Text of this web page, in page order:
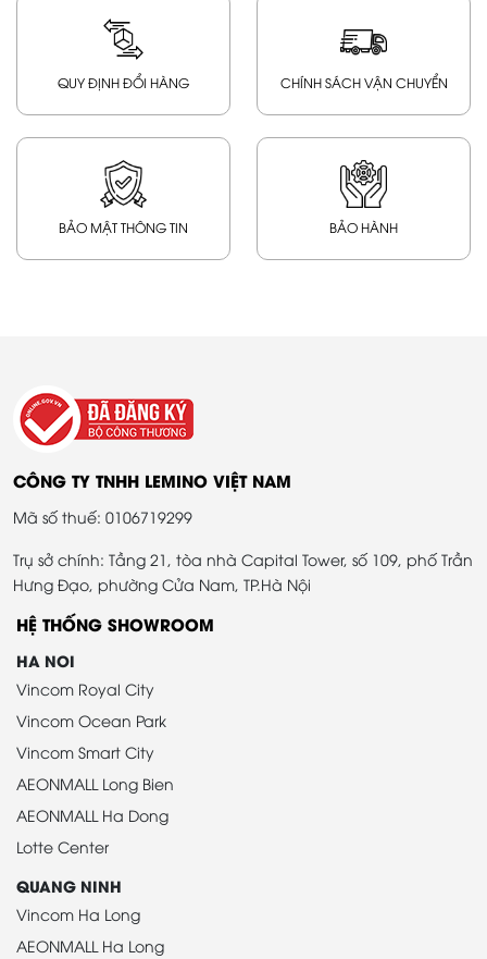
QUY ĐỊNH ĐỔI HÀNG CHÍNH SÁCH VẬN CHUYỂN
BẢO MẬT THÔNG TIN BẢO HÀNH
CÔNG TY TNHH LEMINO VIỆT NAM
Mã số thuế: 0106719299
Trụ sở chính: Tầng 21, tòa nhà Capital Tower, số 109, phố Trần
Hưng Đạo, phường Cửa Nam, TP.Hà Nội
HỆ THỐNG SHOWROOM
HA NOI
Vincom Royal City
Vincom Ocean Park
Vincom Smart City
AEONMALL Long Bien
AEONMALL Ha Dong
Lotte Center
QUANG NINH
Vincom Ha Long
AEONMALL Ha Long